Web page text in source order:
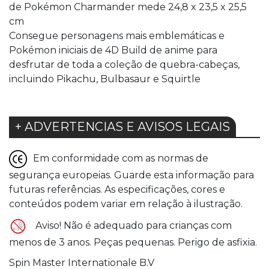
de Pokémon Charmander mede 24,8 x 23,5 x 25,5
cm
Consegue personagens mais emblemáticas e
Pokémon iniciais de 4D Build de anime para
desfrutar de toda a coleção de quebra-cabeças,
incluindo Pikachu, Bulbasaur e Squirtle
+ ADVERTENCIAS E AVISOS LEGAIS
Em conformidade com as normas de
segurança europeias. Guarde esta informação para
futuras referências. As especificações, cores e
conteúdos podem variar em relação à ilustração.
Aviso! Não é adequado para crianças com
menos de 3 anos. Peças pequenas. Perigo de asfixia.
Spin Master Internationale B.V